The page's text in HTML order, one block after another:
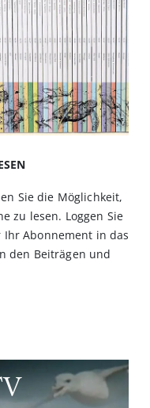
Sie die Möglichkeit,
zu lesen. Loggen Sie
Abonnement in das
den Beiträgen und